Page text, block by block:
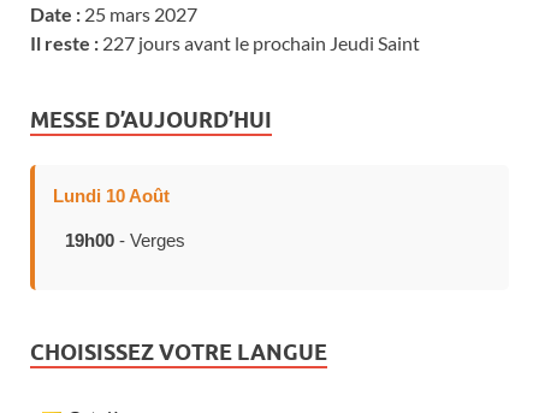
Date : 25 mars 2027
Il reste : 227 jours avant le prochain Jeudi Saint
MESSE D’AUJOURD’HUI
Lundi 10 Août
19h00 - Verges
CHOISISSEZ VOTRE LANGUE